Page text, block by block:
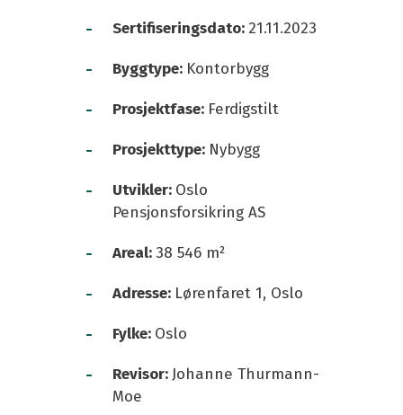
- Sertifiseringsdato: 21.11.2023
- Byggtype: Kontorbygg
- Prosjektfase: Ferdigstilt
- Prosjekttype: Nybygg
- Utvikler: Oslo
Pensjonsforsikring AS
- Areal:38 546 m²
- Adresse: Lørenfaret 1, Oslo
- Fylke: Oslo
- Revisor: Johanne Thurmann-
Moe